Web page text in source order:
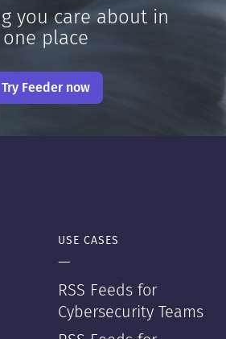
you care about in
one place
Try Feeder now
USE CASES
—
RSS Feeds for
Cybersecurity Teams